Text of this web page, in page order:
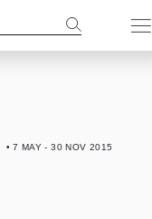
7 MAY - 30 NOV 2015